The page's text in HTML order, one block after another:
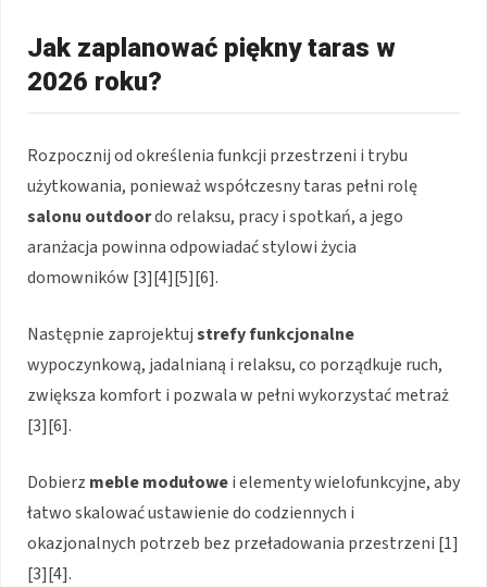
Jak zaplanować piękny taras w
2026 roku?
Rozpocznij od określenia funkcji przestrzeni i trybu
użytkowania, ponieważ współczesny taras pełni rolę
salonu outdoordo relaksu, pracy i spotkań, a jego
aranżacja powinna odpowiadać stylowi życia
domowników [3][4][5][6].
Następnie zaprojektujstrefy funkcjonalne
wypoczynkową, jadalnianą i relaksu, co porządkuje ruch,
zwiększa komfort i pozwala w pełni wykorzystać metraż
[3][6].
Dobierz meble modułowei elementy wielofunkcyjne, aby
łatwo skalować ustawienie do codziennych i
okazjonalnych potrzeb bez przeładowania przestrzeni [1]
[3][4].